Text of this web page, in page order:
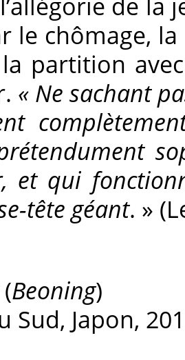
le chômage,
partition
« Ne sachant
et qui
tête géant. »
Beoning)
Sud, Japon,